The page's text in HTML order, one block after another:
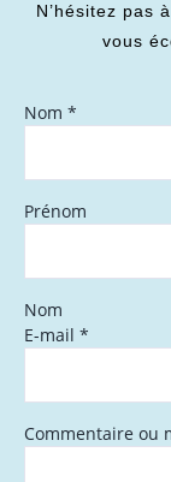
N’hésitez pas
vous
Nom *
Prénom
Nom
E-mail *
Commentaire ou